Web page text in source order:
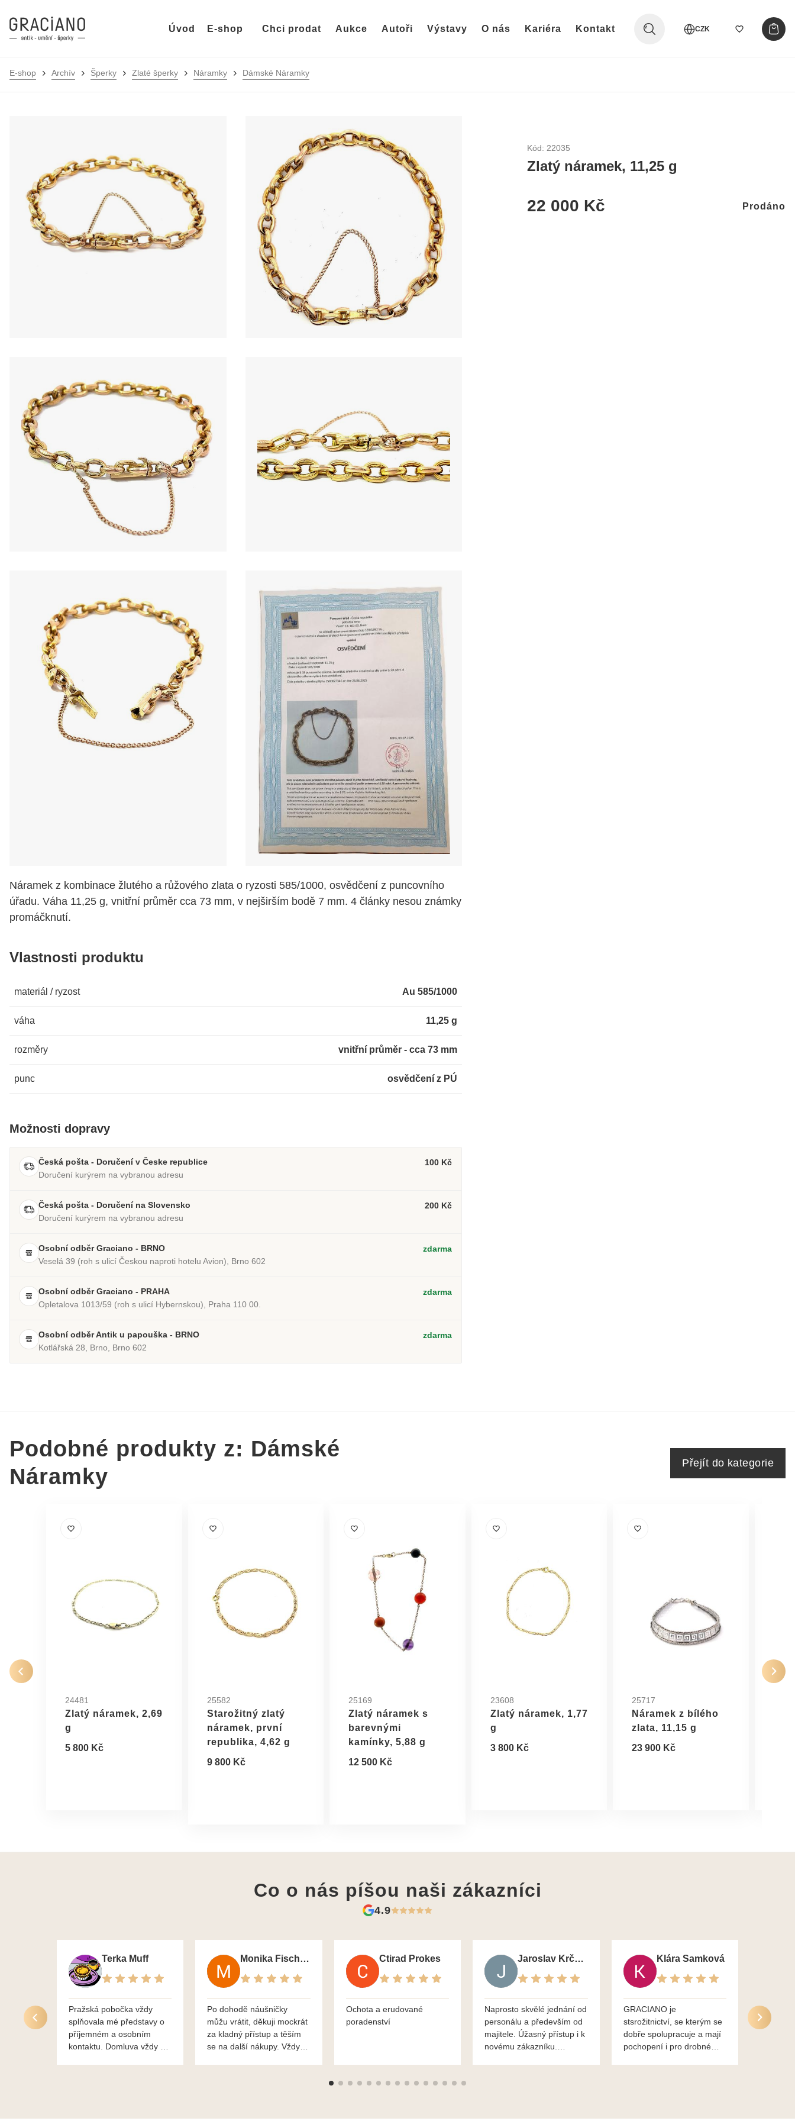
Úvod E-shop Chci prodat Aukce Autoři Výstavy O nás Kariéra Kontakt CZK
E-shop Archív Šperky Zlaté šperky Náramky Dámské Náramky
Kód: 22035
Zlatý náramek, 11,25 g
22 000 Kč Prodáno
Náramek z kombinace žlutého a růžového zlata o ryzosti 585/1000, osvědčení z puncovního
úřadu. Váha 11,25 g, vnitřní průměr cca 73 mm, v nejširším bodě 7 mm. 4 články nesou známky
promáčknutí.
Vlastnosti produktu
materiál / ryzost Au 585/1000
váha 11,25 g
rozměry vnitřní průměr - cca 73 mm
punc osvědčení z PÚ
Možnosti dopravy
Česká pošta - Doručení v Česke republice
Doručení kurýrem na vybranou adresu
100 Kč
Česká pošta - Doručení na Slovensko
Doručení kurýrem na vybranou adresu
200 Kč
Osobní odběr Graciano - BRNO
Veselá 39 (roh s ulicí Českou naproti hotelu Avion), Brno 602
zdarma
Osobní odběr Graciano - PRAHA
Opletalova 1013/59 (roh s ulicí Hybernskou), Praha 110 00.
zdarma
Osobní odběr Antik u papouška - BRNO
Kotlářská 28, Brno, Brno 602
zdarma
Podobné produkty z: Dámské
Náramky
Přejít do kategorie
24481
Zlatý náramek, 2,69
g
5 800 Kč
25582
Starožitný zlatý
náramek, první
republika, 4,62 g
9 800 Kč
25169
Zlatý náramek s
barevnými
kamínky, 5,88 g
12 500 Kč
23608
Zlatý náramek, 1,77
g
3 800 Kč
25717
Náramek z bílého
zlata, 11,15 g
23 900 Kč
Co o nás píšou naši zákazníci
4.9
Terka Muff
Pražská pobočka vždy
splňovala mé představy o
příjemném a osobním
kontaktu. Domluva vždy na
Monika Fischerova
Po dohodě náušničky
můžu vrátit, děkuji mockrát
za kladný přístup a těším
se na další nákupy. Vždy
Ctirad Prokes
Ochota a erudované
poradenství
Jaroslav Krčma
Naprosto skvělé jednání od
personálu a především od
majitele. Úžasný přístup i k
novému zákazníku.
Klára Samková
GRACIANO je
stsrožitnictví, se kterým se
dobře spolupracuje a mají
pochopení i pro drobné
Služby
jsou po